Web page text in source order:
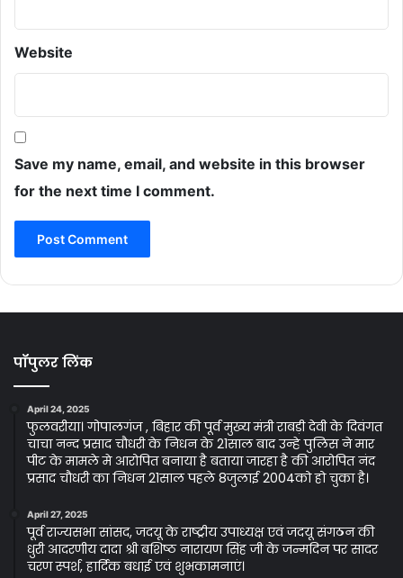
Website
Save my name, email, and website in this browser
for the next time I comment.
पॉपुलर लिंक
April 24, 2025
फुलवरीया। गोपालगंज , बिहार की पूर्व मुख्य मंत्री राबड़ी देवी के दिवंगत
चाचा नन्द प्रसाद चौधरी के निधन के 21साल बाद उन्हे पुलिस ने मार
पीट के मामले मे आरोपित बनाया है बताया जारहा है की आरोपित नंद
प्रसाद चौधरी का निधन 21साल पहले 8जुलाई 2004को हो चुका है।
April 27, 2025
पूर्व राज्यसभा सांसद, जदयू के राष्ट्रीय उपाध्यक्ष एवं जदयू संगठन की
धुरी आदरणीय दादा श्री बशिष्ठ नारायण सिंह जी के जन्मदिन पर सादर
चरण स्पर्श, हार्दिक बधाई एवं शुभकामनाएं।